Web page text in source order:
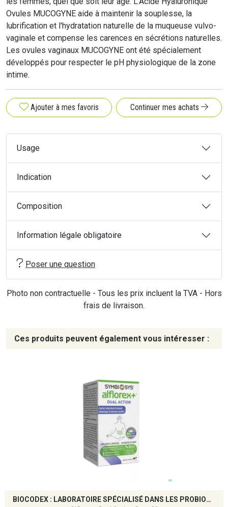
Ovules MUCOGYNE aide à maintenir la souplesse, la
lubrification et l'hydratation naturelle de la muqueuse vulvo-
vaginale et compense les carences en sécrétions naturelles.
Les ovules vaginaux MUCOGYNE ont été spécialement
développés pour respecter le pH physiologique de la zone
intime.
Ajouter à mes favoris Continuer mes achats
Usage
Indication
Composition
Information légale obligatoire
Poser une question
Photo non contractuelle - Tous les prix incluent la TVA - Hors
frais de livraison.
Ces produits peuvent également vous intéresser :
BIOCODEX : LABORATOIRE SPÉCIALISÉ DANS LES PROBIOTIQUES ET LA SANTÉ DU MICROBIOTE